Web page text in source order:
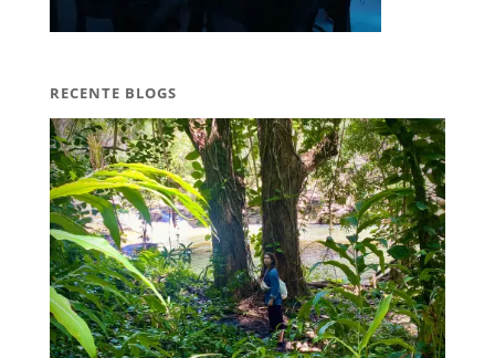
RECENTE BLOGS